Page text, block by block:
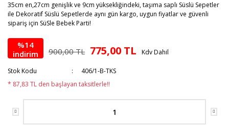
35cm en,27cm genişlik ve 9cm yüksekliğindeki, taşıma saplı Süslü Sepetler
ile Dekoratif Süslü Sepetlerde aynı gün kargo, uygun fiyatlar ve güvenli
sipariş için SüSle Bebek Parti!
%14
indirim
900,00 TL 775,00 TL Kdv Dahil
Stok Kodu
406/1-B-TKS
* 87,83 TL den başlayan taksitlerle!!